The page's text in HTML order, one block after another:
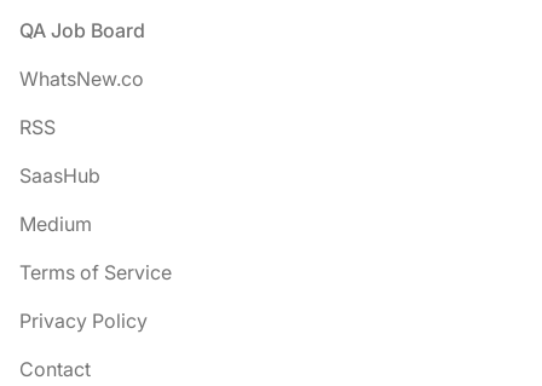
Footer
QA Job Board
WhatsNew.co
RSS
SaasHub
Medium
Terms of Service
Privacy Policy
Contact